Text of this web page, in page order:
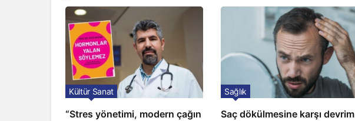
“Stres yönetimi, modern çağın
Kültür Sanat
Saç dökülmesine karşı devrim
Sağlık